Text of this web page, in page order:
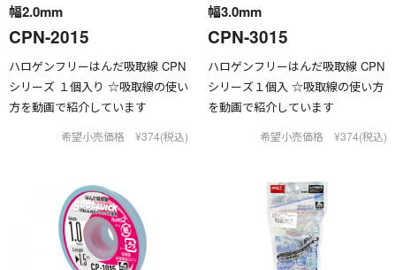
幅2.0mm
CPN-2015
ハロゲンフリーはんだ吸取線 CPN
シリーズ １個入り ☆吸取線の使い
方を動画で紹介しています
希望小売価格 ¥374(税込)
幅3.0mm
CPN-3015
ハロゲンフリーはんだ吸取線 CPN
シリーズ１個入 ☆吸取線の使い方
を動画で紹介しています
希望小売価格 ¥374(税込)